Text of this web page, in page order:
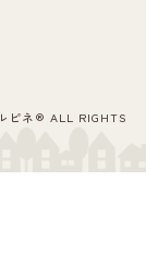
ピネ® ALL RIGHTS